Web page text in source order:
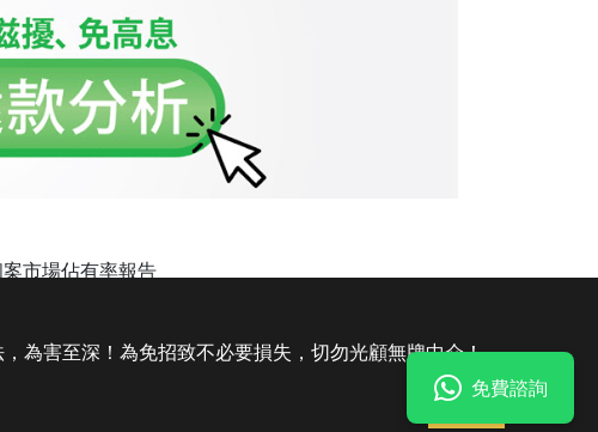
市場佔有率報告
私隱聲明及收集個人資料聲明 免費諮詢
，為害至深！為免招致不必要損失，切勿光顧無牌中介！
明白